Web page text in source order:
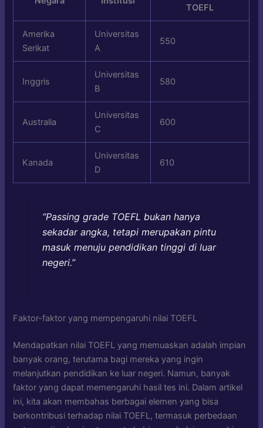
TOEFL
Amerika
Serikat
Universitas
A
550
Inggris
Universitas
B
580
Australia
Universitas
C
600
Kanada
Universitas
D
610
“Passing grade TOEFL bukan hanya
sekadar angka, tetapi merupakan pintu
masuk menuju pendidikan tinggi di luar
negeri.”
Faktor-faktor yang mempengaruhi nilai TOEFL
Mendapatkan nilai TOEFL yang memuaskan adalah impian
banyak orang, terutama bagi mereka yang ingin
melanjutkan pendidikan ke luar negeri. Namun, banyak
faktor yang dapat memengaruhi hasil tes ini. Dalam artikel
ini, kita akan membahas berbagai elemen yang bisa
berkontribusi terhadap nilai TOEFL, termasuk perbedaan